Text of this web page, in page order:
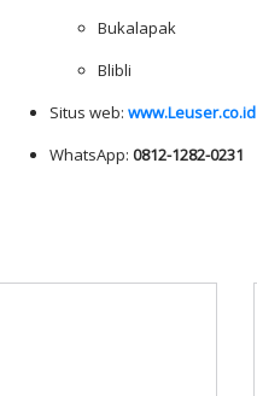
Bukalapak
Blibli
Situs web: www.Leuser.co.id
WhatsApp: 0812-1282-0231